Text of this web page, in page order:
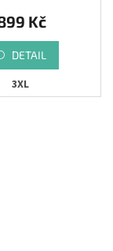
Kč
DETAIL
3XL